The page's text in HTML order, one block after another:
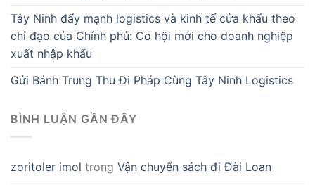
Tây Ninh đẩy mạnh logistics và kinh tế cửa khẩu theo
chỉ đạo của Chính phủ: Cơ hội mới cho doanh nghiệp
xuất nhập khẩu
Gửi Bánh Trung Thu Đi Pháp Cùng Tây Ninh Logistics
BÌNH LUẬN GẦN ĐÂY
zoritoler imol trong Vận chuyển sách đi Đài Loan